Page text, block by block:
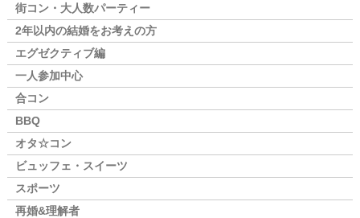
街コン・大人数パーティー
2年以内の結婚をお考えの方
エグゼクティブ編
一人参加中心
合コン
BBQ
オタ☆コン
ビュッフェ・スイーツ
スポーツ
再婚&理解者